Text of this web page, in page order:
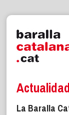
La Baralla